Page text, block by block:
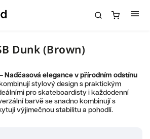
Dunk (Brown)
Nadčasová elegance v přírodním odstínu
kombinují stylový design s praktickým
pro skateboardisty i každodenní
barvě se snadno kombinují s
výjimečnou stabilitu a pohodlí.